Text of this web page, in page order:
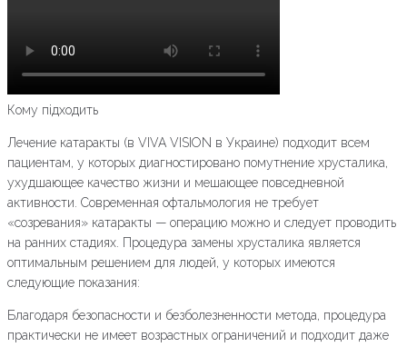
Кому підходить
Лечение катаракты (в VIVA VISION в Украине) подходит всем
пациентам, у которых диагностировано помутнение хрусталика,
ухудшающее качество жизни и мешающее повседневной
активности. Современная офтальмология не требует
«созревания» катаракты — операцию можно и следует проводить
на ранних стадиях. Процедура замены хрусталика является
оптимальным решением для людей, у которых имеются
следующие показания:
Благодаря безопасности и безболезненности метода, процедура
практически не имеет возрастных ограничений и подходит даже